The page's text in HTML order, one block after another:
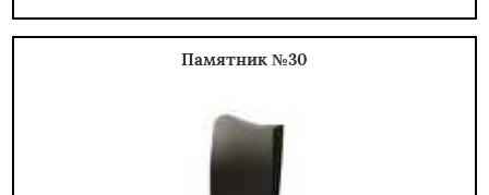
Памятник №30